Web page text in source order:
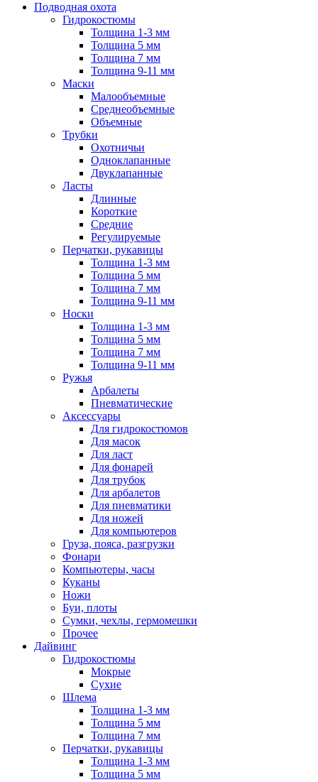
Подводная охота
Гидрокостюмы
Толщина 1-3 мм
Толщина 5 мм
Толщина 7 мм
Толщина 9-11 мм
Маски
Малообъемные
Среднеобъемные
Объемные
Трубки
Охотничьи
Одноклапанные
Двуклапанные
Ласты
Длинные
Короткие
Средние
Регулируемые
Перчатки, рукавицы
Толщина 1-3 мм
Толщина 5 мм
Толщина 7 мм
Толщина 9-11 мм
Носки
Толщина 1-3 мм
Толщина 5 мм
Толщина 7 мм
Толщина 9-11 мм
Ружья
Арбалеты
Пневматические
Аксессуары
Для гидрокостюмов
Для масок
Для ласт
Для фонарей
Для трубок
Для арбалетов
Для пневматики
Для ножей
Для компьютеров
Груза, пояса, разгрузки
Фонари
Компьютеры, часы
Куканы
Ножи
Буи, плоты
Сумки, чехлы, гермомешки
Прочее
Дайвинг
Гидрокостюмы
Мокрые
Сухие
Шлема
Толщина 1-3 мм
Толщина 5 мм
Толщина 7 мм
Перчатки, рукавицы
Толщина 1-3 мм
Толщина 5 мм